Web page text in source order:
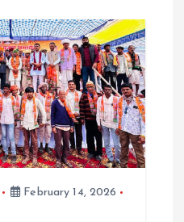
February 14, 2026